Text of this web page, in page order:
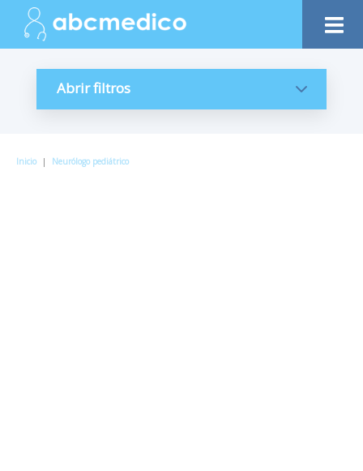
Abrir filtros
Inicio | Neurólogo pediátrico